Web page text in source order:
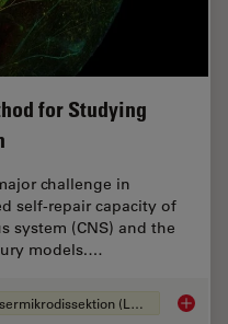
for Studying
challenge in
self-repair capacity of
system (CNS) and the
models.…
Lasermikrodissektion (LMD) A